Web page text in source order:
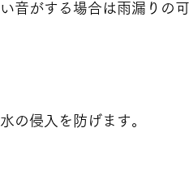
音がする場合は雨漏りの可
の侵入を防げます。